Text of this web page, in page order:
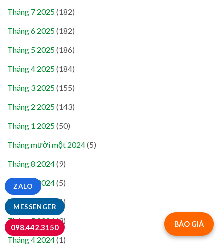
Tháng 7 2025(182)
Tháng 6 2025(182)
Tháng 5 2025(186)
Tháng 4 2025(184)
Tháng 3 2025(155)
Tháng 2 2025(143)
Tháng 1 2025(50)
Tháng mười một 2024(5)
Tháng 8 2024(9)
Tháng 7 2024(5)
Tháng 6 2024
(1)
Tháng 5 2024(3)
Tháng 4 2024(1)
BÁO GIÁ
MESSENGER
ZALO
098.442.3150